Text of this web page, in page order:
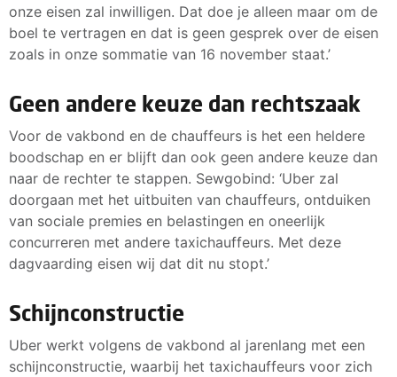
onze eisen zal inwilligen. Dat doe je alleen maar om de
boel te vertragen en dat is geen gesprek over de eisen
zoals in onze sommatie van 16 november staat.’
Geen andere keuze dan rechtszaak
Voor de vakbond en de chauffeurs is het een heldere
boodschap en er blijft dan ook geen andere keuze dan
naar de rechter te stappen. Sewgobind: ‘Uber zal
doorgaan met het uitbuiten van chauffeurs, ontduiken
van sociale premies en belastingen en oneerlijk
concurreren met andere taxichauffeurs. Met deze
dagvaarding eisen wij dat dit nu stopt.’
Schijnconstructie
Uber werkt volgens de vakbond al jarenlang met een
schijnconstructie, waarbij het taxichauffeurs voor zich